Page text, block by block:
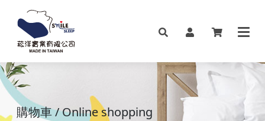
購物車 / Online shopping